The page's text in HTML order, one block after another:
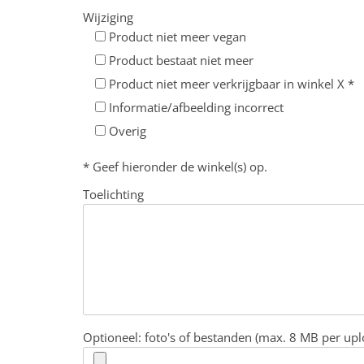
Wijziging
Product niet meer vegan
Product bestaat niet meer
Product niet meer verkrijgbaar in winkel X *
Informatie/afbeelding incorrect
Overig
* Geef hieronder de winkel(s) op.
Toelichting
Optioneel: foto's of bestanden (max. 8 MB per